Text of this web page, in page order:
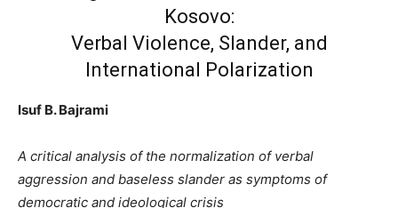
Kosovo:
Verbal Violence, Slander, and
International Polarization
Isuf B. Bajrami
A critical analysis of the normalization of verbal
aggression and baseless slander as symptoms of
democratic and ideological crisis